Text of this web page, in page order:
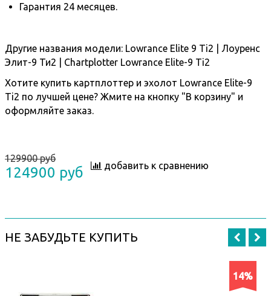
Гарантия 24 месяцев.
Другие названия модели: Lowrance Elite 9 Ti2 | Лоуренс
Элит-9 Ти2 | Chartplotter Lowrance Elite-9 Ti2
Хотите купить картплоттер и эхолот Lowrance Elite-9
Ti2 по лучшей цене? Жмите на кнопку "В корзину" и
оформляйте заказ.
129900 руб
124900 руб добавить к сравнению
НЕ ЗАБУДЬТЕ КУПИТЬ
14%